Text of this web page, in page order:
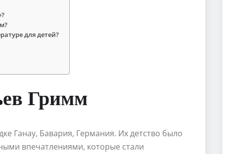
для детей?
Гримм
Ганау, Бавария, Германия. Их детство было
впечатлениями, которые стали